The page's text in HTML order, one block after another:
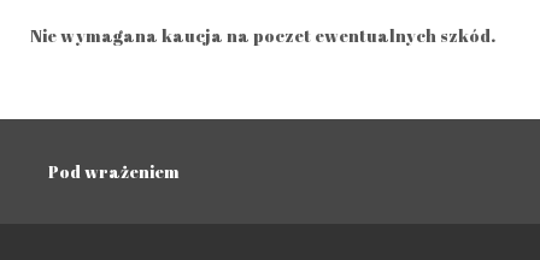
Nie wymagana kaucja na poczet ewentualnych szkód.
Pod wrażeniem